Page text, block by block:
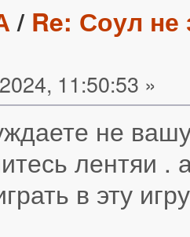
/ Re: Соул не
11:50:53 »
не
лентяи .
в эту